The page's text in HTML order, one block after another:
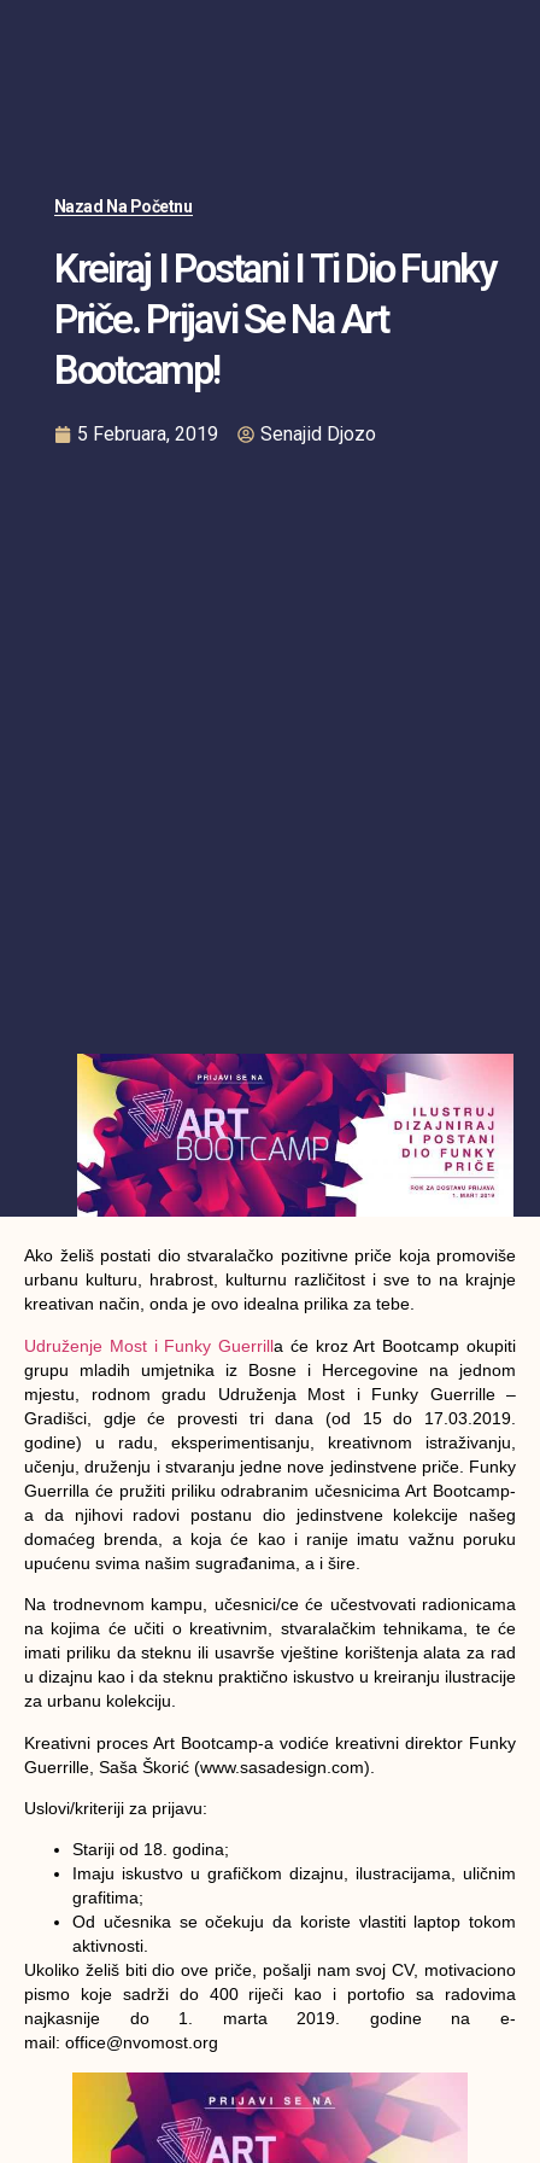
Nazad Na Početnu
Kreiraj I Postani I Ti Dio Funky
Priče. Prijavi Se Na Art
Bootcamp!
5 Februara, 2019 Senajid Djozo
Ako želiš postati dio stvaralačko pozitivne priče koja promoviše
urbanu kulturu, hrabrost, kulturnu različitost i sve to na krajnje
kreativan način, onda je ovo idealna prilika za tebe.
Udruženje Most i Funky Guerrilla će kroz Art Bootcamp okupiti
grupu mladih umjetnika iz Bosne i Hercegovine na jednom
mjestu, rodnom gradu Udruženja Most i Funky Guerrille –
Gradišci, gdje će provesti tri dana (od 15 do 17.03.2019.
godine) u radu, eksperimentisanju, kreativnom istraživanju,
učenju, druženju i stvaranju jedne nove jedinstvene priče. Funky
Guerrilla će pružiti priliku odrabranim učesnicima Art Bootcamp-
a da njihovi radovi postanu dio jedinstvene kolekcije našeg
domaćeg brenda, a koja će kao i ranije imatu važnu poruku
upućenu svima našim sugrađanima, a i šire.
Na trodnevnom kampu, učesnici/ce će učestvovati radionicama
na kojima će učiti o kreativnim, stvaralačkim tehnikama, te će
imati priliku da steknu ili usavrše vještine korištenja alata za rad
u dizajnu kao i da steknu praktično iskustvo u kreiranju ilustracije
za urbanu kolekciju.
Kreativni proces Art Bootcamp-a vodiće kreativni direktor Funky
Guerrille, Saša Škorić (www.sasadesign.com).
Uslovi/kriteriji za prijavu:
Stariji od 18. godina;
Imaju iskustvo u grafičkom dizajnu, ilustracijama, uličnim
grafitima;
Od učesnika se očekuju da koriste vlastiti laptop tokom
aktivnosti.
Ukoliko želiš biti dio ove priče, pošalji nam svoj CV, motivaciono
pismo koje sadrži do 400 riječi kao i portofio sa radovima
najkasnije do 1. marta 2019. godine na e-
mail: office@nvomost.org